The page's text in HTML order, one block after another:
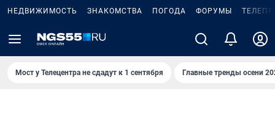
НЕДВИЖИМОСТЬ ЗНАКОМСТВА ПОГОДА ФОРУМЫ
Мост у Телецентра не сдадут к 1 сентября Главные тренды осени